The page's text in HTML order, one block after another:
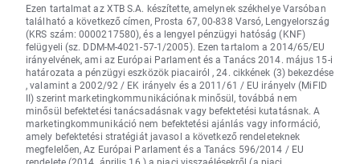
Ezen tartalmat az XTB S.A. készítette, amelynek székhelye Varsóban
található a következő címen, Prosta 67, 00-838 Varsó, Lengyelország
(KRS szám: 0000217580), és a lengyel pénzügyi hatóság (KNF)
felügyeli (sz. DDM-M-4021-57-1/2005). Ezen tartalom a 2014/65/EU
irányelvének, ami az Európai Parlament és a Tanács 2014. május 15-i
határozata a pénzügyi eszközök piacairól , 24. cikkének (3) bekezdése
, valamint a 2002/92 / EK irányelv és a 2011/61 / EU irányelv (MiFID
II) szerint marketingkommunikációnak minősül, továbbá nem
minősül befektetési tanácsadásnak vagy befektetési kutatásnak. A
marketingkommunikáció nem befektetési ajánlás vagy információ,
amely befektetési stratégiát javasol a következő rendeleteknek
megfelelően, Az Európai Parlament és a Tanács 596/2014 / EU